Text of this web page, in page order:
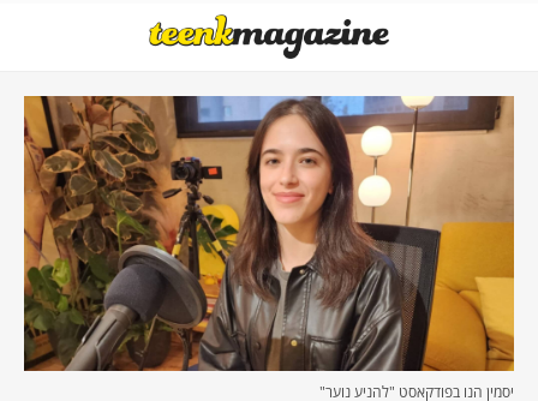
יסמין הנו בפודקאסט "להניע נוער"